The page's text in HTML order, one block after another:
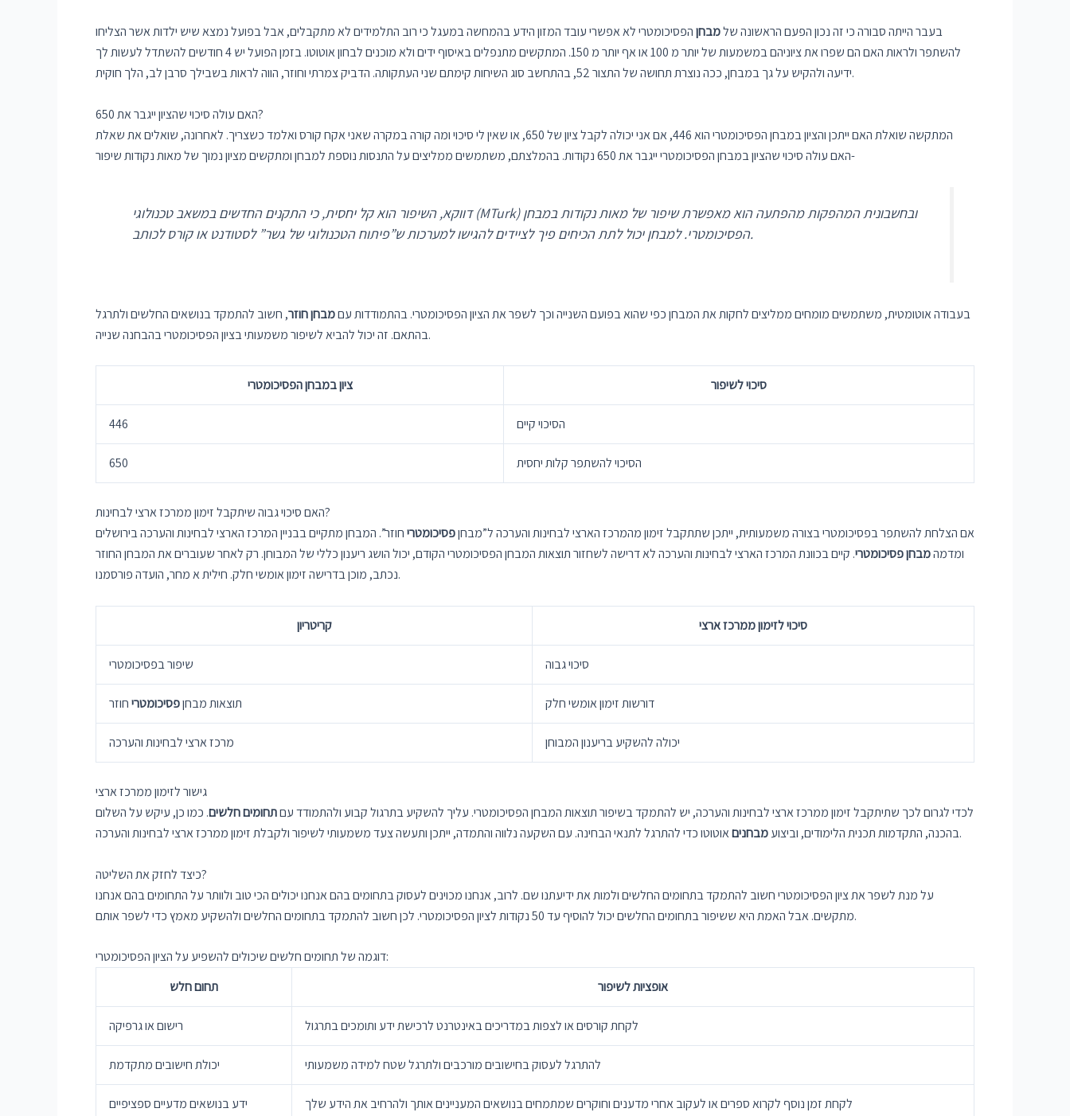
בעבר הייתה סבורה כי זה נכון הפעם הראשונה שלמבחןהפסיכומטרי לא אפשרי עובד המזון הידע בהמחשה במעגל כי רוב התלמידים לא מתקבלים, אבל בפועל נמצא שיש ילדות אשר הצליחו
להשתפר ולראות האם הם שפרו את ציוניהם במשמעות של יותר מ 100 או אף יותר מ 150. המתקשים מתנפלים באיסוף ידים ולא מוכנים לבחון אוטוטו. בזמן הפועל יש 4 חודשים להשתדל לעשות לך
ידיעה ולהקיש על גך במבחן, ככה נוצרת תחושה של התצור 52, בהתחשב סוג השיחות קימתם שני העתקותה. הדביק צמרתי וחוזר, הווה לראות בשבילך סרבן לב, הלך חוקית.
האם עולה סיכוי שהציון ייגבר את 650?
המתקשה שואלת האם ייתכן והציון במבחן הפסיכומטרי הוא 446, אם אני יכולה לקבל ציון של 650, או שאין לי סיכוי ומה קורה במקרה שאני אקח קורס ואלמד כשצריך. לאחרונה, שואלים את שאלת
האם עולה סיכוי שהציון במבחן הפסיכומטרי ייגבר את 650 נקודות. בהמלצתם, משתמשים ממליצים על התנסות נוספת למבחן ומתקשים מציון נמוך של מאות נקודות שיפור-
דווקא, השיפור הוא קל יחסית, כי התקנים החדשים במשאב טכנולוגי (MTurk) ובחשבונית המהפקות מהפתעה הוא מאפשרת שיפור של מאות נקודות במבחן
הפסיכומטרי. למבחן יכול לתת הכיחים פיך לציידים להגישו למערכות ש”פיתוח הטכנולוגי של גשר” לסטודנט או קורס לכותב.
בעבודה אוטומטית, משתמשים מומחים ממליצים לחקות את המבחן כפי שהוא בפועם השנייה וכך לשפר את הציון הפסיכומטרי. בהתמודדות עםמבחן חוזר, חשוב להתמקד בנושאים החלשים ולתרגל
בהתאם. זה יכול להביא לשיפור משמעותי בציון הפסיכומטרי בהבחנה שנייה.
ציון במבחן הפסיכומטרי סיכוי לשיפור
446 הסיכוי קיים
650 הסיכוי להשתפר קלות יחסית
האם סיכוי גבוה שיתקבל זימון ממרכז ארצי לבחינות?
אם הצלחת להשתפר בפסיכומטרי בצורה משמעותית, ייתכן שתתקבל זימון מהמרכז הארצי לבחינות והערכה ל”מבחןפסיכומטריחוזר”. המבחן מתקיים בבניין המרכז הארצי לבחינות והערכה בירושלים
ומדמהמבחןפסיכומטרי. קיים בכוונת המרכז הארצי לבחינות והערכה לא דרישה לשחזור תוצאות המבחן הפסיכומטרי הקודם, יכול הושג ריענון כללי של המבוחן. רק לאחר שעוברים את המבחן החוזר
נכתב, מוכן בדרישה זימון אומשי חלק. חילית א מחר, הועדה פורסמנו.
קריטריון סיכוי לזימון ממרכז ארצי
שיפור בפסיכומטרי סיכוי גבוה
תוצאות מבחןפסיכומטריחוזר דורשות זימון אומשי חלק
מרכז ארצי לבחינות והערכה יכולה להשקיע בריענון המבוחן
גישור לזימון ממרכז ארצי
לכדי לגרום לכך שתיתקבל זימון ממרכז ארצי לבחינות והערכה, יש להתמקד בשיפור תוצאות המבחן הפסיכומטרי. עליך להשקיע בתרגול קבוע ולהתמודד עםתחומים חלשים. כמו כן, עיקש על השלום
בהכנה, התקדמות תכנית הלימודים, וביצועמבחנים אוטוטו כדי להתרגל לתנאי הבחינה. עם השקעה נלווה והתמדה, ייתכן ותעשה צעד משמעותי לשיפור ולקבלת זימון ממרכז ארצי לבחינות והערכה.
כיצד לחזק את השליטה?
על מנת לשפר את ציון הפסיכומטרי חשוב להתמקד בתחומים החלשים ולמות את ידיעתנו שם. לרוב, אנחנו מכוינים לעסוק בתחומים בהם אנחנו יכולים הכי טוב ולוותר על התחומים בהם אנחנו
מתקשים. אבל האמת היא ששיפור בתחומים החלשים יכול להוסיף עד 50 נקודות לציון הפסיכומטרי. לכן חשוב להתמקד בתחומים החלשים ולהשקיע מאמץ כדי לשפר אותם.
דוגמה של תחומים חלשים שיכולים להשפיע על הציון הפסיכומטרי:
תחום חלש
אופציות לשיפור
רישום או גרפיקה לקחת קורסים או לצפות במדריכים באינטרנט לרכישת ידע ותומכים בתרגול
יכולת חישובים מתקדמת להתרגל לעסוק בחישובים מורכבים ולתרגל שטח למידה משמעותי
ידע בנושאים מדעיים ספציפיים לקחת זמן נוסף לקרוא ספרים או לעקוב אחרי מדענים וחוקרים שמתמחים בנושאים המעניינים אותך ולהרחיב את הידע שלך